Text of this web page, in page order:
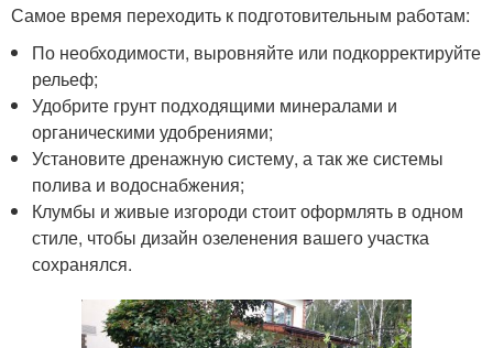
Самое время переходить к подготовительным работам:
По необходимости, выровняйте или подкорректируйте
рельеф;
Удобрите грунт подходящими минералами и
органическими удобрениями;
Установите дренажную систему, а так же системы
полива и водоснабжения;
Клумбы и живые изгороди стоит оформлять в одном
стиле, чтобы дизайн озеленения вашего участка
сохранялся.